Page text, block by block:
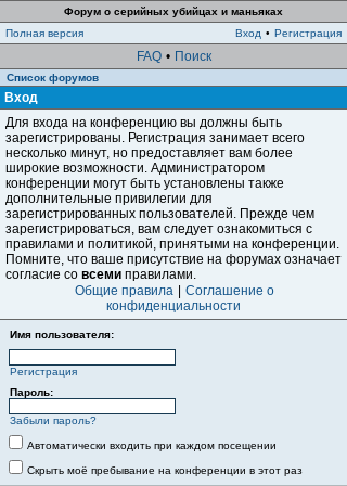
Форум о серийных убийцах и маньяках
Полная версия
Вход • Регистрация
FAQ • Поиск
Список форумов
Вход
Для входа на конференцию вы должны быть
зарегистрированы. Регистрация занимает всего
несколько минут, но предоставляет вам более
широкие возможности. Администратором
конференции могут быть установлены также
дополнительные привилегии для
зарегистрированных пользователей. Прежде чем
зарегистрироваться, вам следует ознакомиться с
правилами и политикой, принятыми на конференции.
Помните, что ваше присутствие на форумах означает
согласие со всеми правилами.
Общие правила
Соглашение о
конфиденциальности
Имя пользователя:
Регистрация
Пароль:
Забыли пароль?
Автоматически входить при каждом посещении
Скрыть моё пребывание на конференции в этот раз